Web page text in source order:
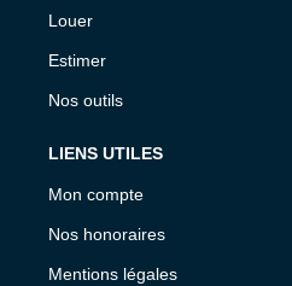
Louer
Estimer
Nos outils
LIENS UTILES
Mon compte
Nos honoraires
Mentions légales